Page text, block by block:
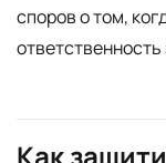
споров о том,